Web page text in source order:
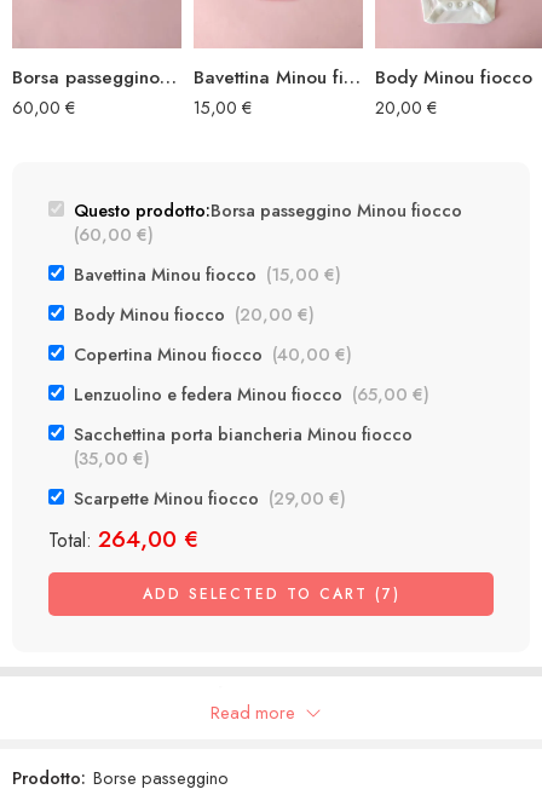
Borsa passeggino Minou fiocco
60,00 €
Bavettina Minou fiocco
15,00 €
Body Minou fiocco
20,00 €
Questo prodotto:Borsa passeggino Minou fiocco
(60,00 €)
Bavettina Minou fiocco (15,00 €)
Body Minou fiocco (20,00 €)
Copertina Minou fiocco (40,00 €)
Lenzuolino e federa Minou fiocco (65,00 €)
Sacchettina porta biancheria Minou fiocco
(35,00 €)
Scarpette Minou fiocco (29,00 €)
Total: 264,00 €
ADD SELECTED TO CART (7)
Recensioni GoogleRead more
Prodotto: Borse passeggino